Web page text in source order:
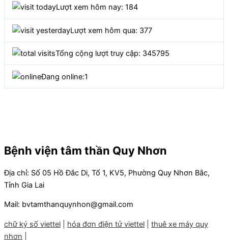
Lượt xem hôm nay: 184
Lượt xem hôm qua: 377
Tổng cộng lượt truy cập: 345795
Đang online:1
Bệnh viện tâm thần Quy Nhơn
Địa chỉ: Số 05 Hồ Đắc Di, Tổ 1, KV5, Phường Quy Nhơn Bắc,
Tỉnh Gia Lai
Mail: bvtamthanquynhon@gmail.com
chữ ký số viettel hóa đơn điện tử viettel
thuê xe máy quy
nhơn